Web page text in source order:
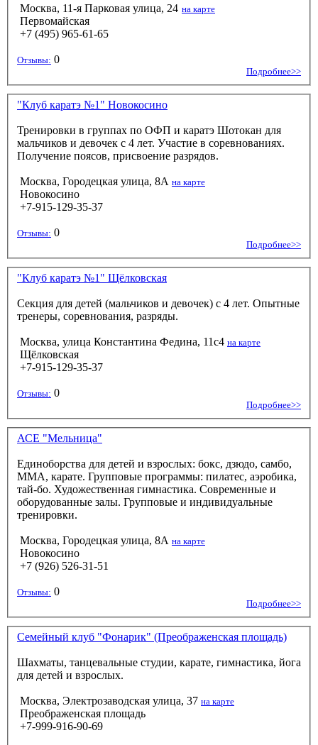
Москва, 11-я Парковая улица, 24 на карте
Первомайская
+7 (495) 965-61-65
Отзывы: 0
Подробнее>>
"Клуб каратэ №1" Новокосино
Тренировки в группах по ОФП и каратэ Шотокан для
мальчиков и девочек с 4 лет. Участие в соревнованиях.
Получение поясов, присвоение разрядов.
Москва, Городецкая улица, 8А на карте
Новокосино
+7-915-129-35-37
Отзывы: 0
Подробнее>>
"Клуб каратэ №1" Щёлковская
Секция для детей (мальчиков и девочек) с 4 лет. Опытные
тренеры, соревнования, разряды.
Москва, улица Константина Федина, 11с4 на карте
Щёлковская
+7-915-129-35-37
Отзывы: 0
Подробнее>>
АСЕ "Мельница"
Единоборства для детей и взрослых: бокс, дзюдо, самбо,
ММА, карате. Групповые программы: пилатес, аэробика,
тай-бо. Художественная гимнастика. Современные и
оборудованные залы. Групповые и индивидуальные
тренировки.
Москва, Городецкая улица, 8А на карте
Новокосино
+7 (926) 526-31-51
Отзывы: 0
Подробнее>>
Семейный клуб "Фонарик" (Преображенская площадь)
Шахматы, танцевальные студии, карате, гимнастика, йога
для детей и взрослых.
Москва, Электрозаводская улица, 37 на карте
Преображенская площадь
+7-999-916-90-69